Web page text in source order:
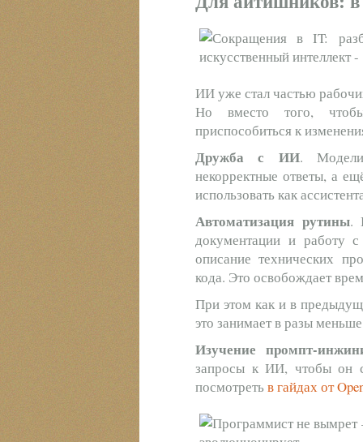
ИИ уже стал частью
Но вместо того,
приспособиться к
Дружба с ИИ. Модели
некорректные ответы, а
использовать как
Автоматизация рутины.
документации и работу
описание технических
кода. Это освобождает
При этом как и в
это занимает в разы
Изучение промпт-
запросы к ИИ, чтобы он
посмотреть в гайдах от